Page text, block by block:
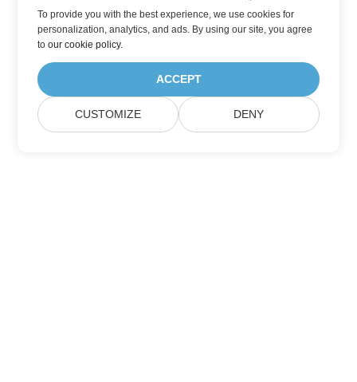
To provide you with the best experience, we use cookies for
personalization, analytics, and ads. By using our site, you agree
toour cookie policy.
ACCEPT
CUSTOMIZE DENY